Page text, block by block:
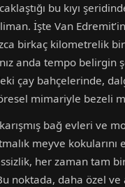
bu kıyı
İşte Van Edremit’in
birkaç kilometrelik
anda tempo
çay bahçelerinde,
mimariyle bezeli
bağ evleri ve
meyve
her zaman tam
noktada, daha özel